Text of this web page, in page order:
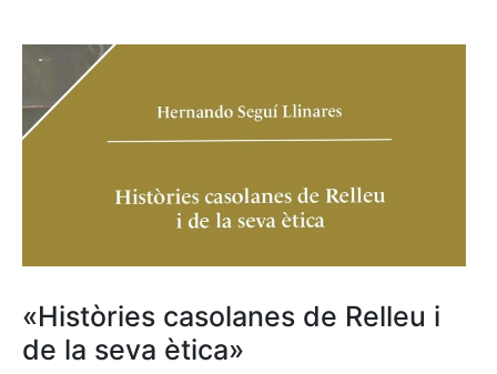
«Històries casolanes de Relleu i
de la seva ètica»